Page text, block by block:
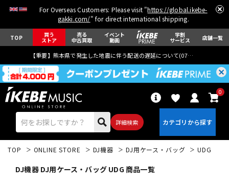
For Overseas Customers: Please visit "https://global.ikebe-
gakki.com/" for direct international shipping.
TOP 買う
ストア
売る
中古買取
イベント
動画
学割
サービス 店舗一覧
【重要】熊本県で発生した地震に伴う配送の遅延について(07月29日
詳細検索
0
TOP ONLINE STORE DJ機器 DJ用ケース・バッグ UDG
DJ機器 DJ用ケース・バッグ UDG 商品一覧